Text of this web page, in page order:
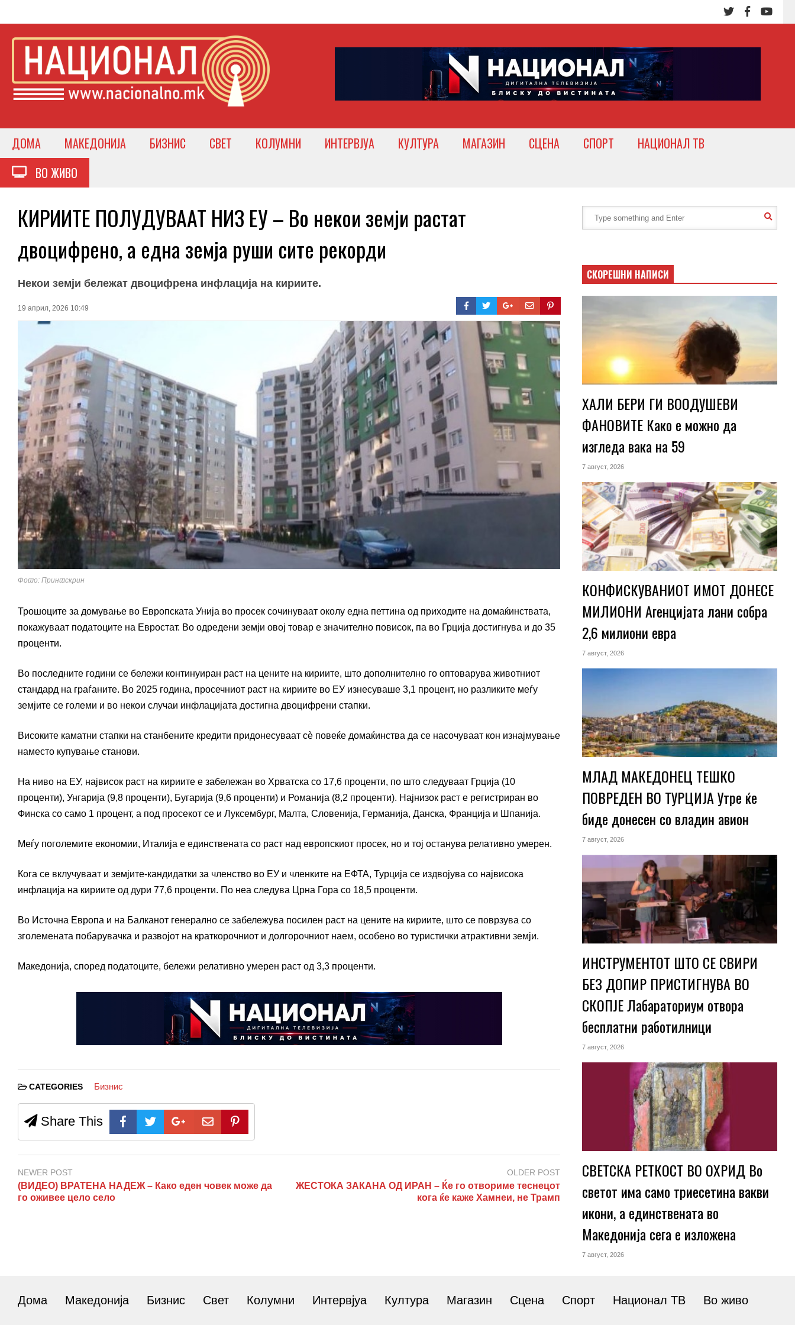
ДОМА МАКЕДОНИЈА БИЗНИС СВЕТ КОЛУМНИ ИНТЕРВЈУА КУЛТУРА МАГАЗИН СЦЕНА СПОРТ
НАЦИОНАЛ ТВ
ВО ЖИВО
КИРИИТЕ ПОЛУДУВААТ НИЗ ЕУ – Во некои земји растат
двоцифрено, а една земја руши сите рекорди
Некои земји бележат двоцифрена инфлација на кириите.
19 април, 2026 10:49
Фото: Принтскрин
Трошоците за домување во Европската Унија во просек сочинуваат околу една петтина од приходите на домаќинствата,
покажуваат податоците на Евростат. Во одредени земји овој товар е значително повисок, па во Грција достигнува и до 35
проценти.
Во последните години се бележи континуиран раст на цените на кириите, што дополнително го оптоварува животниот
стандард на граѓаните. Во 2025 година, просечниот раст на кириите во ЕУ изнесуваше 3,1 процент, но разликите меѓу
земјите се големи и во некои случаи инфлацијата достигна двоцифрени стапки.
Високите каматни стапки на станбените кредити придонесуваат сè повеќе домаќинства да се насочуваат кон изнајмување
наместо купување станови.
На ниво на ЕУ, највисок раст на кириите е забележан во Хрватска со 17,6 проценти, по што следуваат Грција (10
проценти), Унгарија (9,8 проценти), Бугарија (9,6 проценти) и Романија (8,2 проценти). Најнизок раст е регистриран во
Финска со само 1 процент, а под просекот се и Луксембург, Малта, Словенија, Германија, Данска, Франција и Шпанија.
Меѓу поголемите економии, Италија е единствената со раст над европскиот просек, но и тој останува релативно умерен.
Кога се вклучуваат и земјите-кандидатки за членство во ЕУ и членките на ЕФТА, Турција се издвојува со највисока
инфлација на кириите од дури 77,6 проценти. По неа следува Црна Гора со 18,5 проценти.
Во Источна Европа и на Балканот генерално се забележува посилен раст на цените на кириите, што се поврзува со
зголемената побарувачка и развојот на краткорочниот и долгорочниот наем, особено во туристички атрактивни земји.
Македонија, според податоците, бележи релативно умерен раст од 3,3 проценти.
CATEGORIES Бизнис
Share This
NEWER POST
(ВИДЕО) ВРАТЕНА НАДЕЖ – Како еден човек може да
го оживее цело село
OLDER POST
ЖЕСТОКА ЗАКАНА ОД ИРАН – Ќе го отвориме теснецот
кога ќе каже Хамнеи, не Трамп
СКОРЕШНИ НАПИСИ
ХАЛИ БЕРИ ГИ ВООДУШЕВИ
ФАНОВИТЕ Како е можно да
изгледа вака на 59
7 август, 2026
КОНФИСКУВАНИОТ ИМОТ ДОНЕСЕ
МИЛИОНИ Агенцијата лани собра
2,6 милиони евра
7 август, 2026
МЛАД МАКЕДОНЕЦ ТЕШКО
ПОВРЕДЕН ВО ТУРЦИЈА Утре ќе
биде донесен со владин авион
7 август, 2026
ИНСТРУМЕНТОТ ШТО СЕ СВИРИ
БЕЗ ДОПИР ПРИСТИГНУВА ВО
СКОПЈЕ Лабараториум отвора
бесплатни работилници
7 август, 2026
СВЕТСКА РЕТКОСТ ВО ОХРИД Во
светот има само триесетина вакви
икони, а единствената во
Македонија сега е изложена
7 август, 2026
Дома Македонија Бизнис Свет Колумни Интервјуа Култура Магазин Сцена Спорт Национал ТВ Во живо